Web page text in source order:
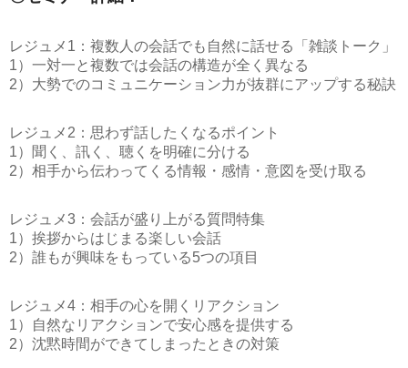
レジュメ1：複数人の会話でも自然に話せる「雑談トーク」
1）一対一と複数では会話の構造が全く異なる
2）大勢でのコミュニケーション力が抜群にアップする秘訣
レジュメ2：思わず話したくなるポイント
1）聞く、訊く、聴くを明確に分ける
2）相手から伝わってくる情報・感情・意図を受け取る
レジュメ3：会話が盛り上がる質問特集
1）挨拶からはじまる楽しい会話
2）誰もが興味をもっている5つの項目
レジュメ4：相手の心を開くリアクション
1）自然なリアクションで安心感を提供する
2）沈黙時間ができてしまったときの対策